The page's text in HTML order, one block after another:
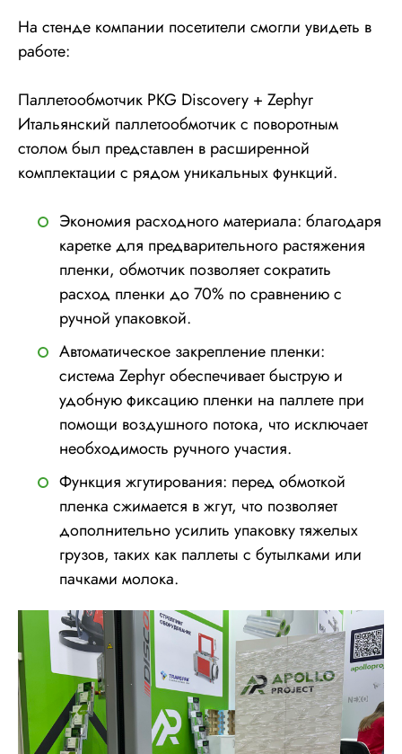
На стенде компании посетители смогли увидеть в
работе:
Паллетообмотчик PKG Discovery + Zephyr
Итальянский паллетообмотчик с поворотным
столом был представлен в расширенной
комплектации с рядом уникальных функций.
Экономия расходного материала: благодаря
каретке для предварительного растяжения
пленки, обмотчик позволяет сократить
расход пленки до 70% по сравнению с
ручной упаковкой.
Автоматическое закрепление пленки:
система Zephyr обеспечивает быструю и
удобную фиксацию пленки на паллете при
помощи воздушного потока, что исключает
необходимость ручного участия.
Функция жгутирования: перед обмоткой
пленка сжимается в жгут, что позволяет
дополнительно усилить упаковку тяжелых
грузов, таких как паллеты с бутылками или
пачками молока.